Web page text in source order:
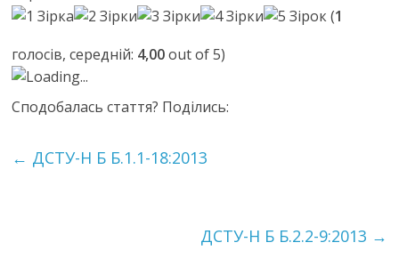
(1
голосів, середній: 4,00out of 5)
Loading...
Сподобалась стаття? Поділись:
← ДСТУ-Н Б Б.1.1-18:2013
ДСТУ-Н Б Б.2.2-9:2013 →